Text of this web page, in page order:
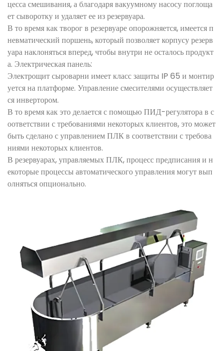
цесса смешивания, а благодаря вакуумному насосу поглоща
ет сыворотку и удаляет ее из резервуара.
В то время как творог в резервуаре опорожняется, имеется п
невматический поршень, который позволяет корпусу резерв
уара наклоняться вперед, чтобы внутри не осталось продукт
а. Электрическая панель:
Электрощит сыроварни имеет класс защиты IP 65 и монтир
уется на платформе. Управление смесителями осуществляет
ся инвертором.
В то время как это делается с помощью ПИД-регулятора в с
оответствии с требованиями некоторых клиентов, это может
быть сделано с управлением ПЛК в соответствии с требова
ниями некоторых клиентов.
В резервуарах, управляемых ПЛК, процесс предписания и н
екоторые процессы автоматического управления могут вып
олняться опционально.